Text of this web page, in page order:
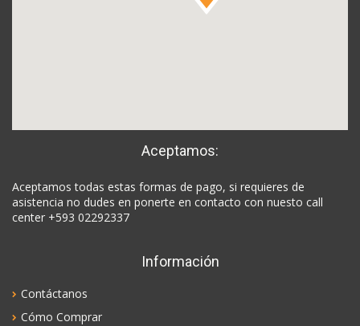
Aceptamos:
Aceptamos todas estas formas de pago, si requieres de
asistencia no dudes en ponerte en contacto con nuesto call
center +593 02292337
Información
Contáctanos
Cómo Comprar